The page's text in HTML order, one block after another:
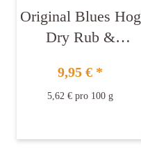
Original Blues Hog
Dry Rub &
9,95 € *
5,62 € pro 100 g